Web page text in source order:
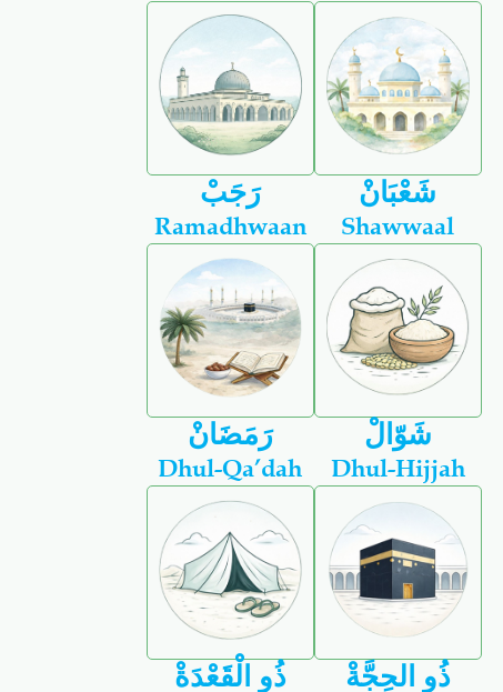
رَجَبْ شَعْبَانْ
Ramadhwaan
رَمَضَانْ
Shawwaal
شَوّالْ
Dhul-Qa’dah
ذُو الْقَعْدَةْ
Dhul-Hijjah
ذُو الحِجَّةْ